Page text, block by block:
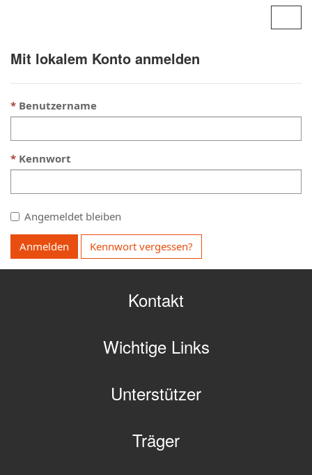
Mit lokalem Konto anmelden
Benutzername
Kennwort
Angemeldet bleiben
Anmelden Kennwort vergessen?
Kontakt
Wichtige Links
Unterstützer
Träger